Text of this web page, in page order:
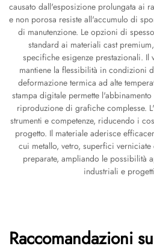
causato dall'esposizione prolungata ai
e non porosa resiste all'accumulo di
di manutenzione. Le opzioni di
standard ai materiali cast
specifiche esigenze prestazionali. Il
mantiene la flessibilità in condizioni
deformazione termica ad alte
stampa digitale permette
riproduzione di grafiche complesse.
strumenti e competenze, riducendo i
progetto. Il materiale aderisce
cui metallo, vetro, superfici
preparate, ampliando le possibilità
industriali e
Raccomandazioni